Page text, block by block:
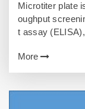
Microtiter plate
oughput
t assay
clude 6-well,
mainly
More